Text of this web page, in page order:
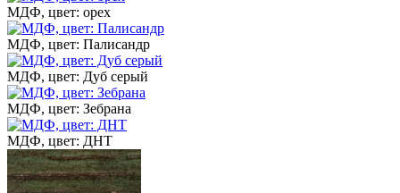
МДФ, цвет: орех
МДФ, цвет: Палисандр
МДФ, цвет: Дуб серый
МДФ, цвет: Зебрана
МДФ, цвет: ДНТ